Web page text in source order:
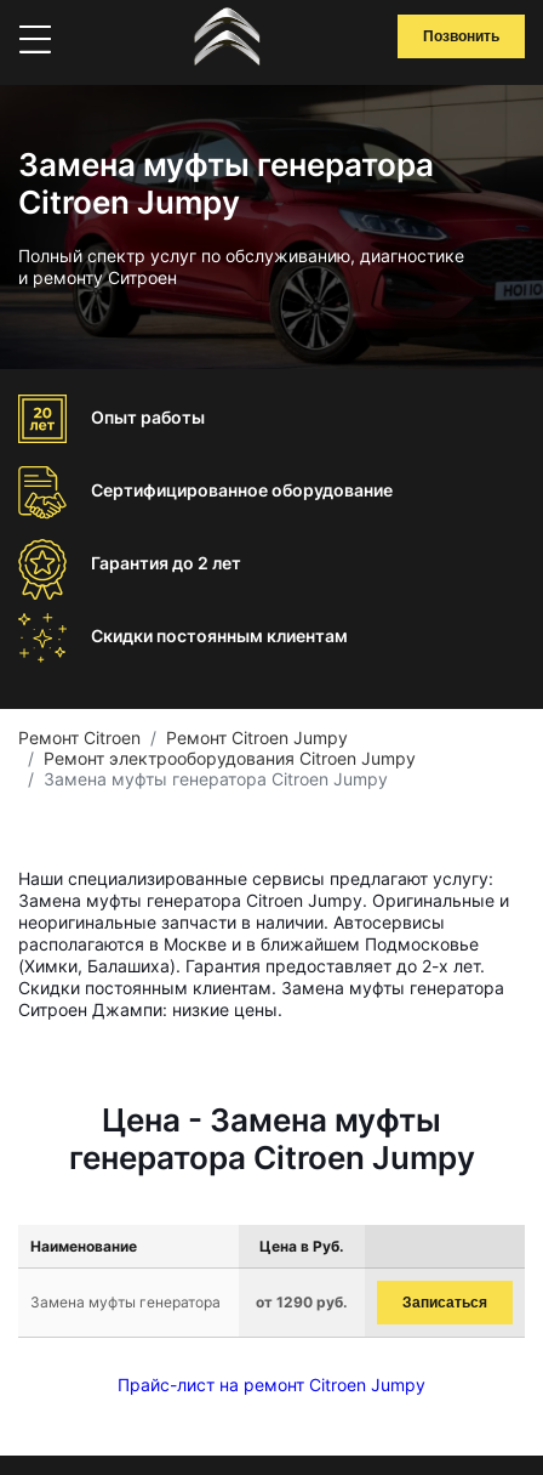
Позвонить
Замена муфты генератора
Citroen Jumpy
Полный спектр услуг по обслуживанию, диагностике
и ремонту Ситроен
Опыт работы
Сертифицированноеоборудование
Гарантиядо 2 лет
Скидки постоянным клиентам
Ремонт Citroen
Ремонт Citroen Jumpy
Ремонт электрооборудования Citroen Jumpy
Замена муфты генератора Citroen Jumpy
Наши специализированные сервисы предлагают услугу:
Замена муфты генератора Citroen Jumpy. Оригинальные и
неоригинальные запчасти в наличии. Автосервисы
располагаются в Москве и в ближайшем Подмосковье
(Химки, Балашиха). Гарантия предоставляет до 2-х лет.
Скидки постоянным клиентам. Замена муфты генератора
Ситроен Джампи: низкие цены.
Цена - Замена муфты
генератора Citroen Jumpy
Наименование Цена в Руб.
Замена муфты генератора от 1290 руб. Записаться
Прайс-лист на ремонт Citroen Jumpy